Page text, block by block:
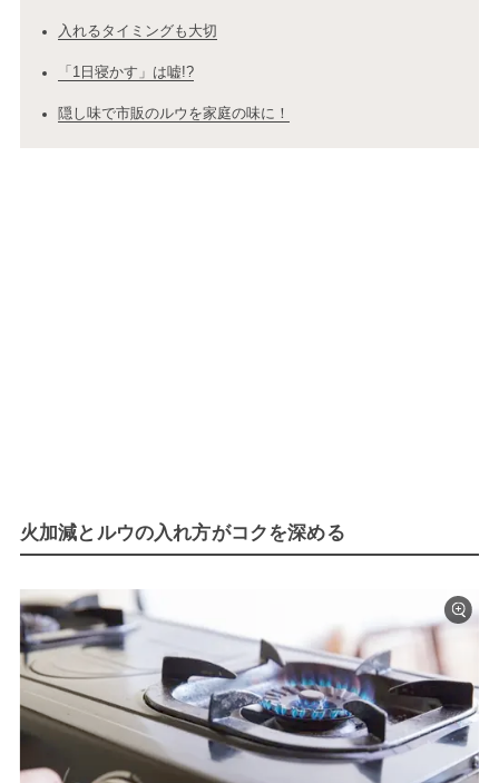
入れるタイミングも大切
「1日寝かす」は嘘!?
隠し味で市販のルウを家庭の味に！
火加減とルウの入れ方がコクを深める